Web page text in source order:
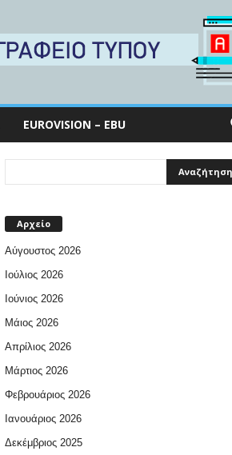
EUROVISION – EBU
Αρχείο
Αύγουστος 2026
Ιούλιος 2026
Ιούνιος 2026
Μάιος 2026
Απρίλιος 2026
Μάρτιος 2026
Φεβρουάριος 2026
Ιανουάριος 2026
Δεκέμβριος 2025